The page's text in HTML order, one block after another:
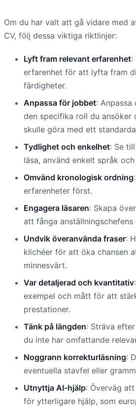
Om du har valt att gå vidare med
CV, följ dessa viktiga riktlinjer:
Lyft fram relevant erfarenhet:
erfarenhet för att lyfta fram
färdigheter.
Anpassa för jobbet:
den specifika roll du ansöker
skulle göra med ett
Tydlighet och enkelhet: Se
läsa, använd enkelt språk
Omvänd kronologisk ordning
erfarenheter först.
Engagera läsaren: Skapa
att fånga anställningschefens
Undvik överanvända fraser:
klichéer för att öka chansen
minnesvärt.
Var detaljerad och kvantitativ
exempel och mått för att
prestationer.
Tänk på längden: Sträva
du inte har omfattande
Noggrann korrekturläsning:
eventuella stavfel eller
Utnyttja AI-hjälp: Överväg
för ytterligare hjälp, som